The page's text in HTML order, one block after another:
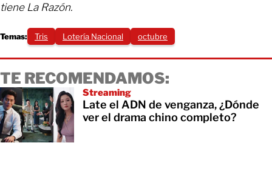
tiene La Razón.
Temas: Tris Lotería Nacional octubre
TE RECOMENDAMOS:
Streaming
Late el ADN de venganza, ¿Dónde
ver el drama chino completo?